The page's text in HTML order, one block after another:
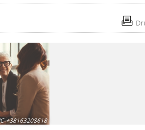
+38163208618